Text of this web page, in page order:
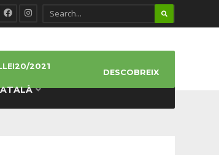
2021
DESCOBREIX